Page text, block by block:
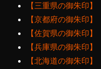
【三重県の御朱印】
【京都府の御朱印】
【佐賀県の御朱印】
【兵庫県の御朱印】
【北海道の御朱印】